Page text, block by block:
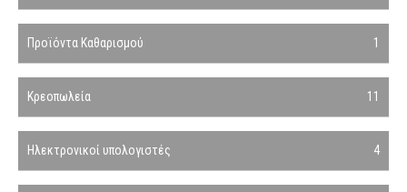
Προϊόντα Καθαρισμού 1
Κρεοπωλεία 11
Ηλεκτρονικοί υπολογιστές 4